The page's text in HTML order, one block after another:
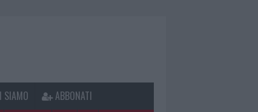
SIAMO ABBONATI